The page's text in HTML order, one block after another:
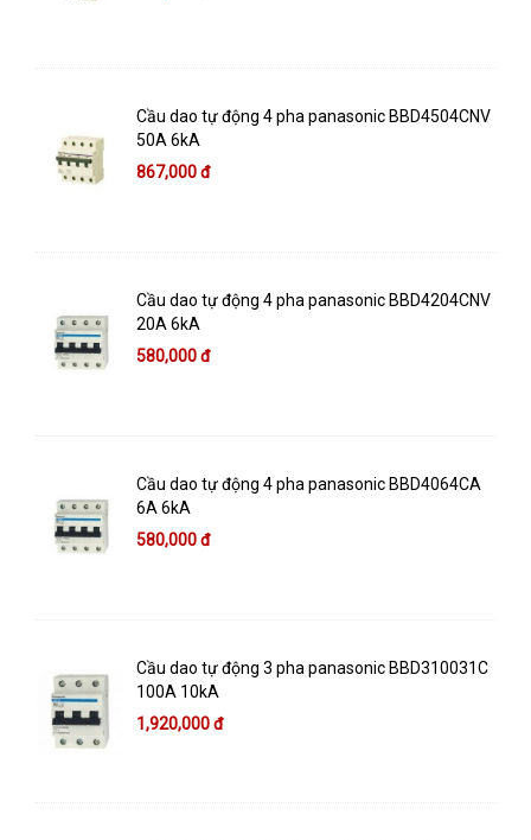
Cầu dao tự động 4 pha panasonic BBD4504CNV
50A 6kA
867,000 đ
Cầu dao tự động 4 pha panasonic BBD4204CNV
20A 6kA
580,000 đ
Cầu dao tự động 4 pha panasonic BBD4064CA
6A 6kA
580,000 đ
Cầu dao tự động 3 pha panasonic BBD310031C
100A 10kA
1,920,000 đ